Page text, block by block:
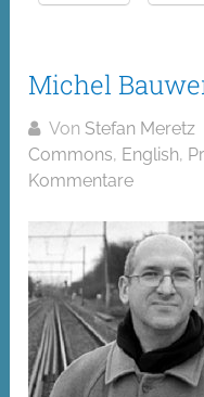
Michel
Von Stefan Meretz
Commons, English,
Kommentare